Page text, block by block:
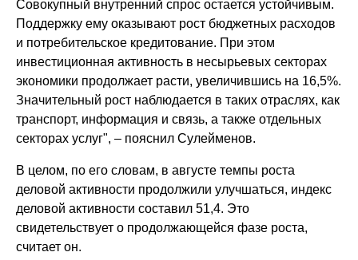
Совокупный внутренний спрос остается устойчивым.
Поддержку ему оказывают рост бюджетных расходов
и потребительское кредитование. При этом
инвестиционная активность в несырьевых секторах
экономики продолжает расти, увеличившись на 16,5%.
Значительный рост наблюдается в таких отраслях, как
транспорт, информация и связь, а также отдельных
секторах услуг", – пояснил Сулейменов.
В целом, по его словам, в августе темпы роста
деловой активности продолжили улучшаться, индекс
деловой активности составил 51,4. Это
свидетельствует о продолжающейся фазе роста,
считает он.